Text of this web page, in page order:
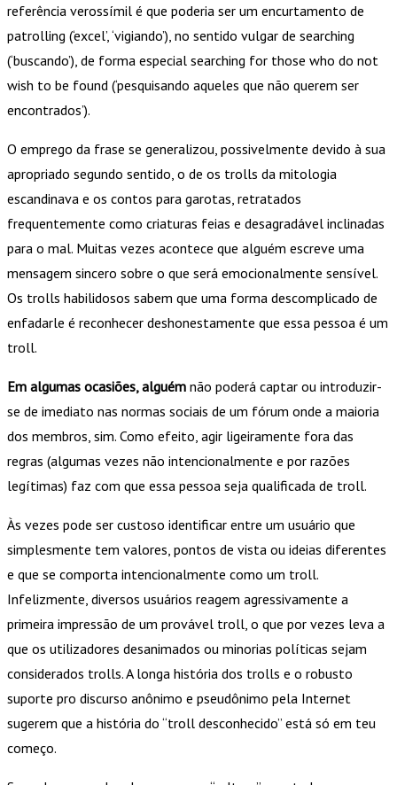
referência verossímil é que poderia ser um encurtamento de
patrolling (‘excel’, ‘vigiando’), no sentido vulgar de searching
(‘buscando’), de forma especial searching for those who do not
wish to be found (‘pesquisando aqueles que não querem ser
encontrados’).
O emprego da frase se generalizou, possivelmente devido à sua
apropriado segundo sentido, o de os trolls da mitologia
escandinava e os contos para garotas, retratados
frequentemente como criaturas feias e desagradável inclinadas
para o mal. Muitas vezes acontece que alguém escreve uma
mensagem sincero sobre o que será emocionalmente sensível.
Os trolls habilidosos sabem que uma forma descomplicado de
enfadarle é reconhecer deshonestamente que essa pessoa é um
troll.
Em algumas ocasiões, alguém não poderá captar ou introduzir-
se de imediato nas normas sociais de um fórum onde a maioria
dos membros, sim. Como efeito, agir ligeiramente fora das
regras (algumas vezes não intencionalmente e por razões
legítimas) faz com que essa pessoa seja qualificada de troll.
Às vezes pode ser custoso identificar entre um usuário que
simplesmente tem valores, pontos de vista ou ideias diferentes
e que se comporta intencionalmente como um troll.
Infelizmente, diversos usuários reagem agressivamente a
primeira impressão de um provável troll, o que por vezes leva a
que os utilizadores desanimados ou minorias políticas sejam
considerados trolls. A longa história dos trolls e o robusto
suporte pro discurso anônimo e pseudônimo pela Internet
sugerem que a história do “troll desconhecido” está só em teu
começo.